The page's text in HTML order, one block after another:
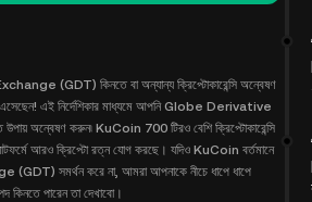
(GDT) কিনতে বা অন্যান্য ক্রিপ্টোকারেন্সি অন্বেষণ
এই নির্দেশিকার মাধ্যমে আপনি Globe Derivative
অন্বেষণ করুন৷ KuCoin 700 টিরও বেশি ক্রিপ্টোকারেন্সি
আরও ক্রিপ্টো রত্ন যোগ করছে। যদিও KuCoin বর্তমানে
সমর্থন করে না, আমরা আপনাকে নীচে ধাপে ধাপে
কিনতে পারেন তা দেখাবো।